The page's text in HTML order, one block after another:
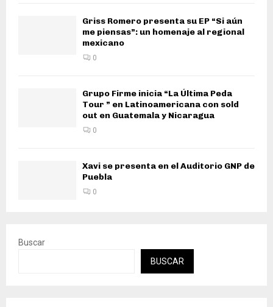
Griss Romero presenta su EP “Si aún
me piensas”: un homenaje al regional
mexicano
0
Grupo Firme inicia “La Última Peda
Tour ” en Latinoamericana con sold
out en Guatemala y Nicaragua
0
Xavi se presenta en el Auditorio GNP de
Puebla
0
Buscar
BUSCAR